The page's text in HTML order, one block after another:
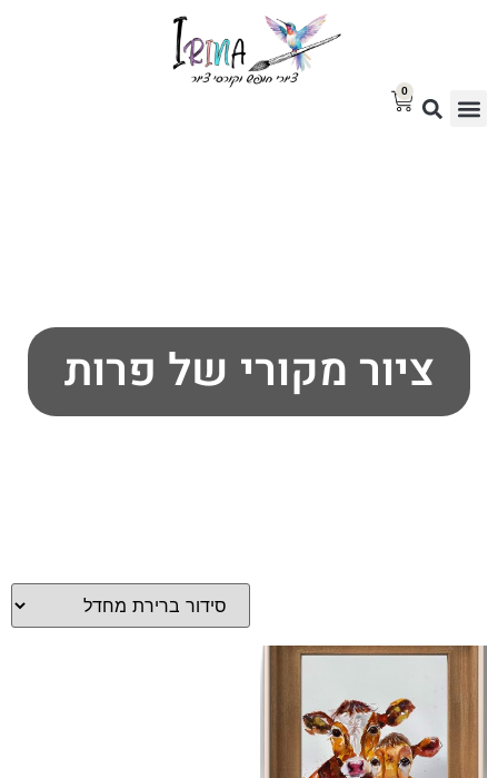
0
ציור מקורי של פרות